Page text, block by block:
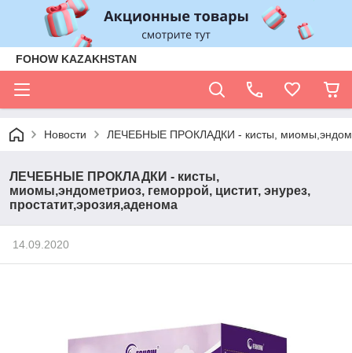
FOHOW KAZAKHSTAN
Новости ЛЕЧЕБНЫЕ ПРОКЛАДКИ - кисты,
ЛЕЧЕБНЫЕ ПРОКЛАДКИ - кисты,
миомы,эндометриоз, геморрой, цистит, энурез,
простатит,эрозия,аденома
14.09.2020